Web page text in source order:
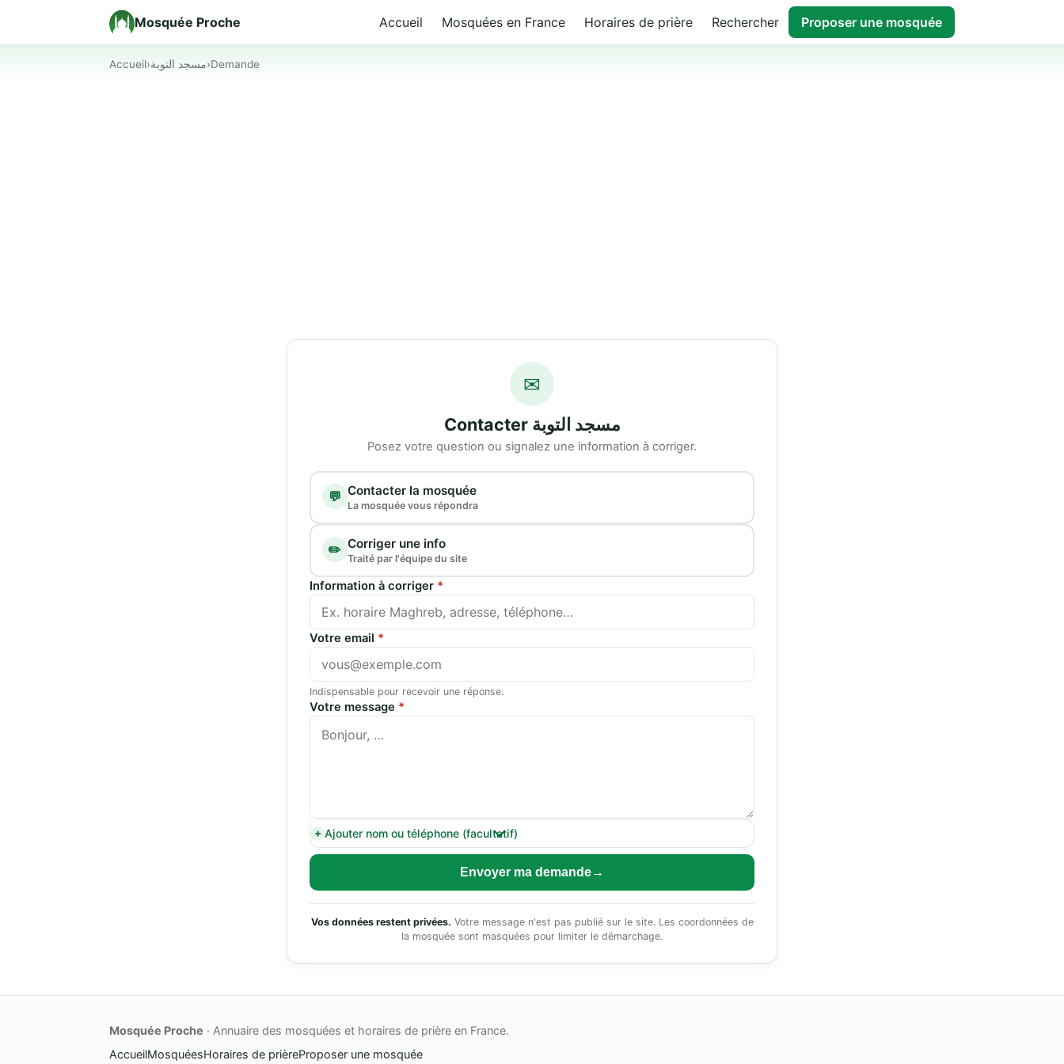
Mosquée Proche Accueil Mosquées en France Horaires de prière Rechercher Proposer une mosquée
Accueil›مسجد التوبة›Demande
✉
Contacter مسجد التوبة
Posez votre question ou signalez une information à corriger.
Type de demande
💬 Contacter la mosquée
La mosquée vous répondra
✏️ Corriger une info
Traité par l'équipe du site
Information à corriger *
Votre email *
Indispensable pour recevoir une réponse.
Votre message *
Ajouter nom ou téléphone (facultatif)
Envoyer ma demande
Vos données restent privées. Votre message n'est pas publié sur le site. Les coordonnées de
la mosquée sont masquées pour limiter le démarchage.
Mosquée Proche · Annuaire des mosquées et horaires de prière en France.
AccueilMosquéesHoraires de prièreProposer une mosquée